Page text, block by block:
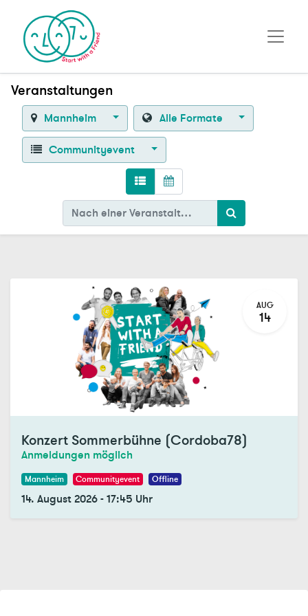
Veranstaltungen
Mannheim Alle Formate
Communityevent
AUG
14
Konzert Sommerbühne (Cordoba78)
Anmeldungen möglich
Mannheim Communityevent Offline
14. August 2026-17:45 Uhr